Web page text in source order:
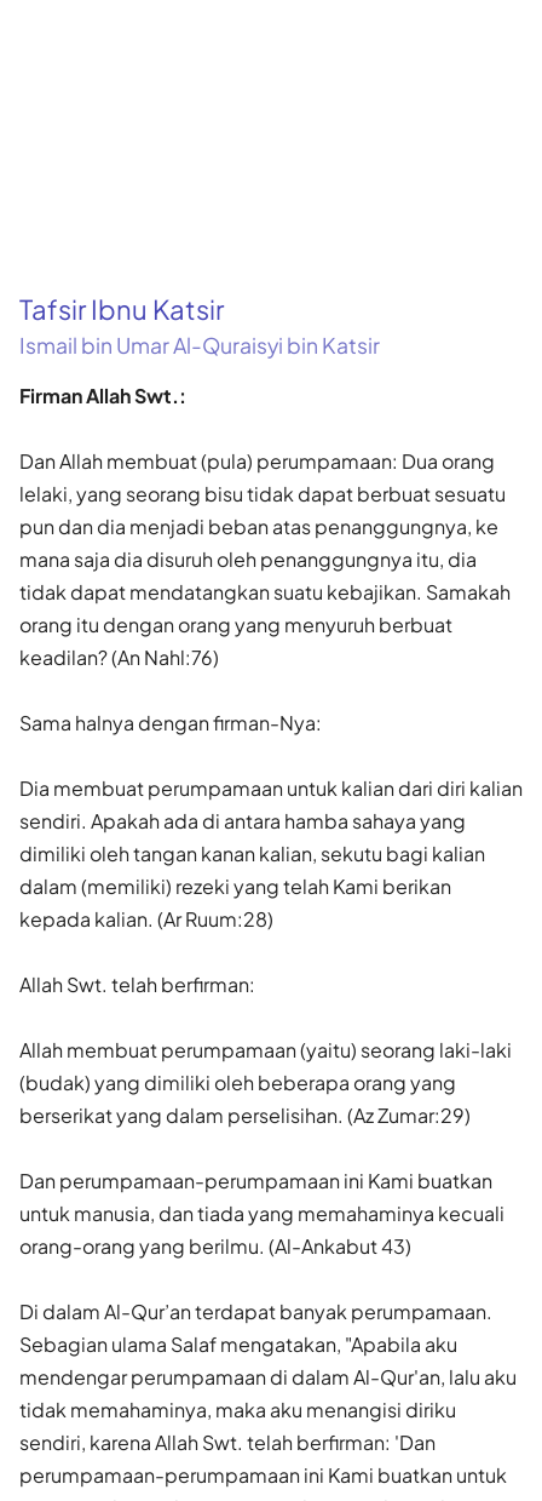
Tafsir Ibnu Katsir
Ismail bin Umar Al-Quraisyi bin Katsir
Firman Allah Swt.:
Dan Allah membuat (pula) perumpamaan: Dua orang
lelaki, yang seorang bisu tidak dapat berbuat sesuatu
pun dan dia menjadi beban atas penanggungnya, ke
mana saja dia disuruh oleh penanggungnya itu, dia
tidak dapat mendatangkan suatu kebajikan. Samakah
orang itu dengan orang yang menyuruh berbuat
keadilan? (An Nahl:76)
Sama halnya dengan firman-Nya:
Dia membuat perumpamaan untuk kalian dari diri kalian
sendiri. Apakah ada di antara hamba sahaya yang
dimiliki oleh tangan kanan kalian, sekutu bagi kalian
dalam (memiliki) rezeki yang telah Kami berikan
kepada kalian. (Ar Ruum:28)
Allah Swt. telah berfirman:
Allah membuat perumpamaan (yaitu) seorang laki-laki
(budak) yang dimiliki oleh beberapa orang yang
berserikat yang dalam perselisihan. (Az Zumar:29)
Dan perumpamaan-perumpamaan ini Kami buatkan
untuk manusia, dan tiada yang memahaminya kecuali
orang-orang yang berilmu. (Al-Ankabut 43)
Di dalam Al-Qur’an terdapat banyak perumpamaan.
Sebagian ulama Salaf mengatakan, "Apabila aku
mendengar perumpamaan di dalam Al-Qur'an, lalu aku
tidak memahaminya, maka aku menangisi diriku
sendiri, karena Allah Swt. telah berfirman: 'Dan
perumpamaan-perumpamaan ini Kami buatkan untuk